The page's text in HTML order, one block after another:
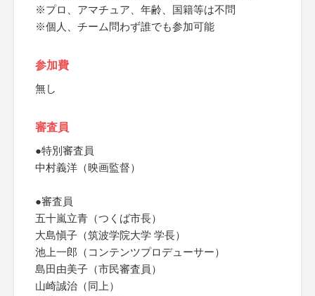
※プロ、アマチュア、年齢、国籍等は不問
※個人、チーム問わず誰でも参加可能
参加費
無し
審査員
●特別審査員
中村義洋（映画監督）
●審査員
五十嵐立青（つくば市長）
大島愼子（筑波学院大学 学長）
池上一郎（コンテンツプロデューサー）
島田由美子（市民審査員）
山崎誠治（同上）